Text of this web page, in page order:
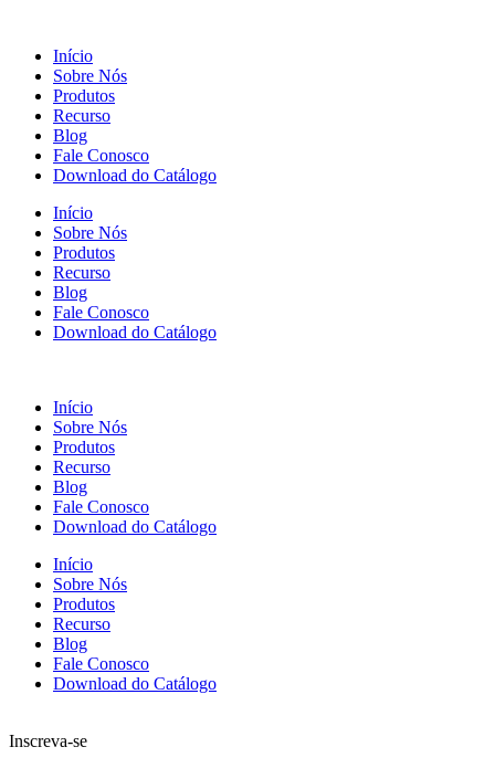
Início
Sobre Nós
Produtos
Recurso
Blog
Fale Conosco
Download do Catálogo
Início
Sobre Nós
Produtos
Recurso
Blog
Fale Conosco
Download do Catálogo
Início
Sobre Nós
Produtos
Recurso
Blog
Fale Conosco
Download do Catálogo
Início
Sobre Nós
Produtos
Recurso
Blog
Fale Conosco
Download do Catálogo
Inscreva-se